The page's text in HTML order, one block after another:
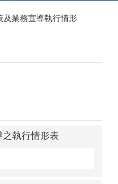
及業務宣導執行情形
執行情形表